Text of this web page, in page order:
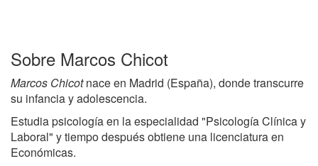
Sobre Marcos Chicot
Marcos Chicotnace en Madrid (España), donde transcurre
su infancia y adolescencia.
Estudia psicología en la especialidad "Psicología Clínica y
Laboral" y tiempo después obtiene una licenciatura en
Económicas.